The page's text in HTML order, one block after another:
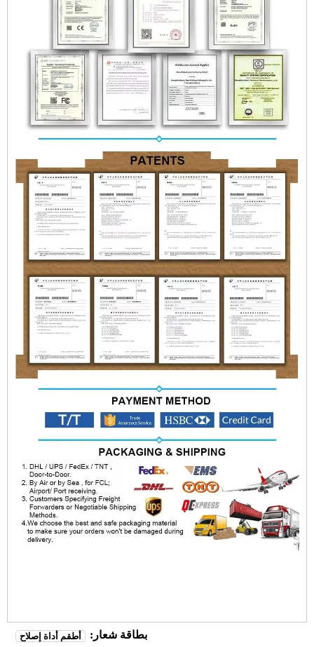
بطاقة شعار: أطقم أداة إصلاح